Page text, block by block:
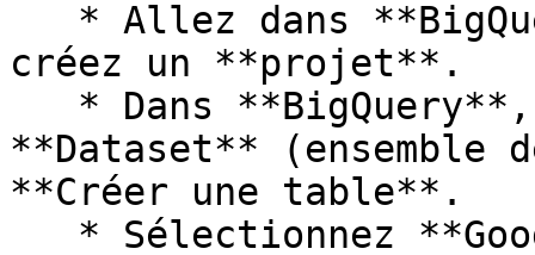
créez un **projet**.
**Dataset** (ensemble
**Créer une table**.